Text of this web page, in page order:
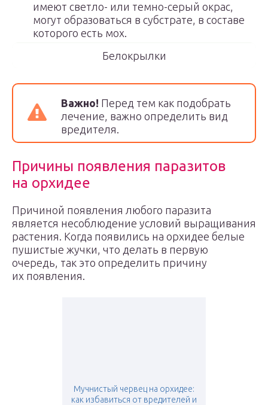
имеют светло- или темно-серый окрас,
могут образоваться в субстрате, в составе
которого есть мох.
Белокрылки
Важно! Перед тем как подобрать
лечение, важно определить вид
вредителя.
Причины появления паразитов
на орхидее
Причиной появления любого паразита
является несоблюдение условий выращивания
растения. Когда появились на орхидее белые
пушистые жучки, что делать в первую
очередь, так это определить причину
их появления.
Мучнистый червец на орхидее:
как избавиться от вредителей и